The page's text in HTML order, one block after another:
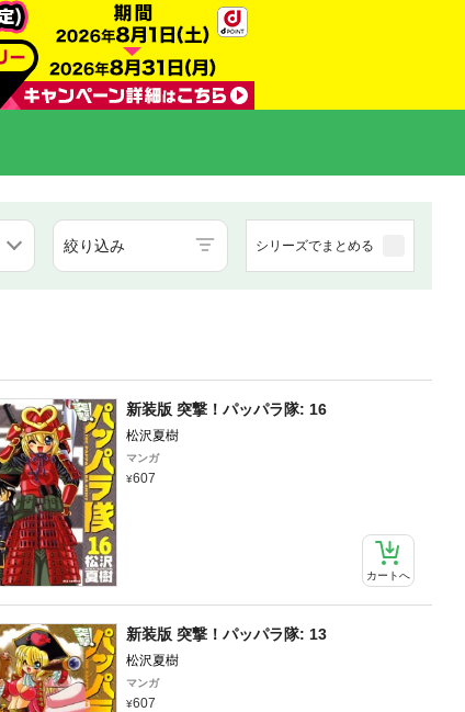
絞り込み シリーズでまとめる
新装版 突撃！パッパラ隊: 16
松沢夏樹
マンガ
607
カートへ
新装版 突撃！パッパラ隊: 13
松沢夏樹
マンガ
607